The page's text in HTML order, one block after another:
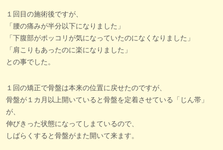
１回目の施術後ですが、
「腰の痛みが半分以下になりました」
「下腹部がポッコリが気になっていたのになくなりました」
「肩こりもあったのに楽になりました」
との事でした。
１回の矯正で骨盤は本来の位置に戻せたのですが、
骨盤が１カ月以上開いていると骨盤を定着させている「じん帯」
が、
伸びきった状態になってしまているので、
しばらくすると骨盤がまた開いて来ます。